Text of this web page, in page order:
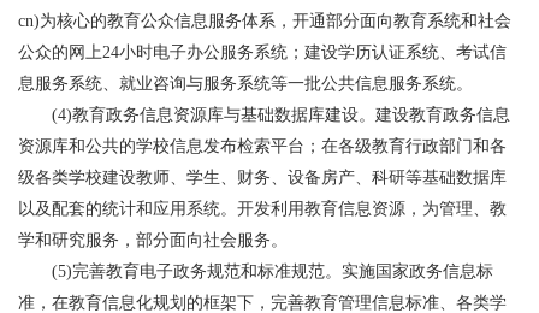
cn)为核心的教育公众信息服务体系，开通部分面向教育系统和社会
公众的网上24小时电子办公服务系统；建设学历认证系统、考试信
息服务系统、就业咨询与服务系统等一批公共信息服务系统。
(4)教育政务信息资源库与基础数据库建设。建设教育政务信息
资源库和公共的学校信息发布检索平台；在各级教育行政部门和各
级各类学校建设教师、学生、财务、设备房产、科研等基础数据库
以及配套的统计和应用系统。开发利用教育信息资源，为管理、教
学和研究服务，部分面向社会服务。
(5)完善教育电子政务规范和标准规范。实施国家政务信息标
准，在教育信息化规划的框架下，完善教育管理信息标准、各类学